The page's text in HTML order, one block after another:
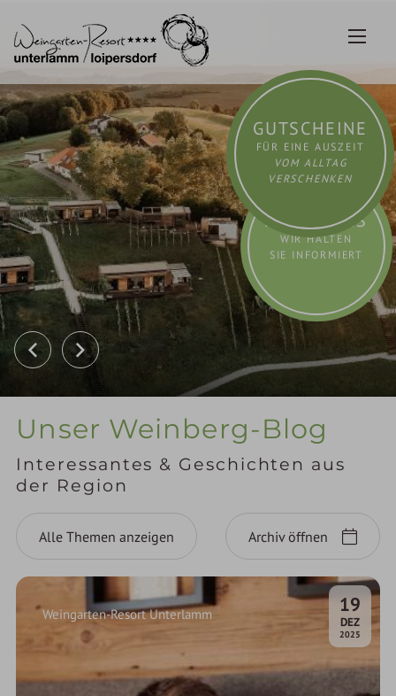
Inhalt
springen
GUTSCHEINE
FÜR EINE AUSZEIT
VOM ALLTAG
VERSCHENKEN
AKTUELLES
WIR HALTEN
SIE INFORMIERT
Unser Weinberg-Blog
Interessantes & Geschichten aus
der Region
Alle Themen anzeigen Archiv öffnen
19
DEZ.
2025
Weingarten-Resort Unterlamm